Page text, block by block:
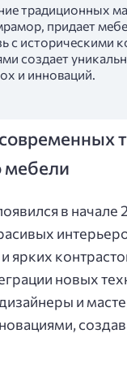
традиционных
придает
с историческими
создает
и инноваций.
мебели
в начале
ярких
новых
дизайнеры и